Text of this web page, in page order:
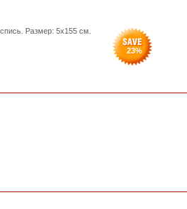
Размер: 5x155 см.
23%